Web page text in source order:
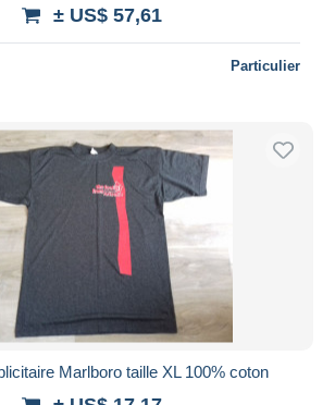
± US$ 57,61
Particulier
Marlboro taille XL 100% coton